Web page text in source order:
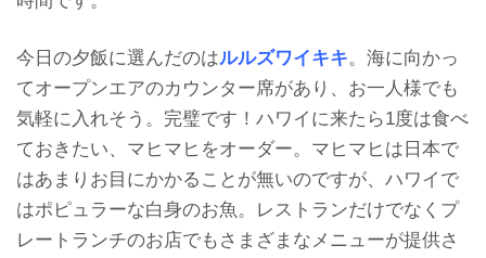
今日の夕飯に選んだのはルルズワイキキ。海に向かっ
てオープンエアのカウンター席があり、お一人様でも
気軽に入れそう。完璧です！ハワイに来たら1度は食べ
ておきたい、マヒマヒをオーダー。マヒマヒは日本で
はあまりお目にかかることが無いのですが、ハワイで
はポピュラーな白身のお魚。レストランだけでなくプ
レートランチのお店でもさまざまなメニューが提供さ